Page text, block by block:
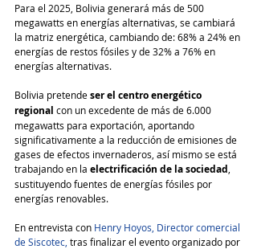
Para el 2025, Bolivia generará más de 500
megawatts en energías alternativas, se cambiará
la matriz energética, cambiando de: 68% a 24% en
energías de restos fósiles y de 32% a 76% en
energías alternativas.
Bolivia pretende ser el centro energético
regional con un excedente de más de 6.000
megawatts para exportación, aportando
significativamente a la reducción de emisiones de
gases de efectos invernaderos, así mismo se está
trabajando en la electrificación de la sociedad
sustituyendo fuentes de energías fósiles por
energías renovables.
En entrevista con Henry Hoyos, Director comercial
de Siscotec, tras finalizar el evento organizado por